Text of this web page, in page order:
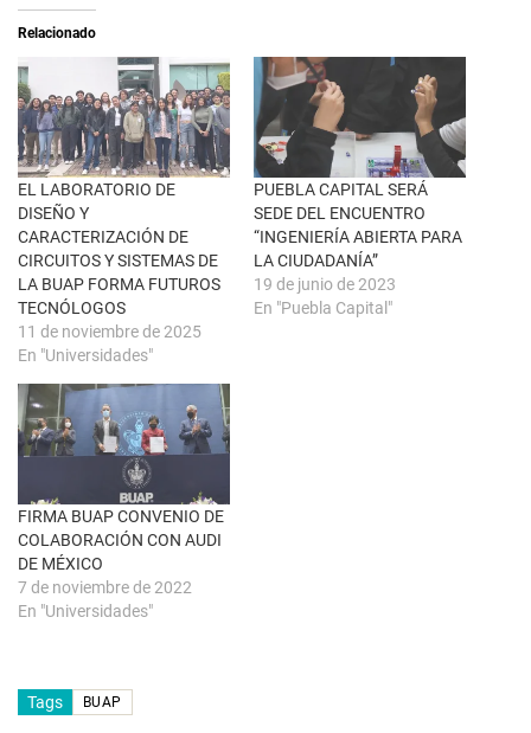
e
b
n
u
n
a
v
e
n
t
a
n
a
n
u
e
v
a
)
e
n
F
a
c
e
b
o
o
k
e
a
b
r
e
e
n
u
n
v
n
t
a
n
a
n
u
e
v
Relacionado
EL LABORATORIO DE
DISEÑO Y
CARACTERIZACIÓN DE
CIRCUITOS Y SISTEMAS DE
LA BUAP FORMA FUTUROS
TECNÓLOGOS
11 de noviembre de 2025
En "Universidades"
PUEBLA CAPITAL SERÁ
SEDE DEL ENCUENTRO
“INGENIERÍA ABIERTA PARA
LA CIUDADANÍA”
19 de junio de 2023
En "Puebla Capital"
FIRMA BUAP CONVENIO DE
COLABORACIÓN CON AUDI
DE MÉXICO
7 de noviembre de 2022
En "Universidades"
Tags BUAP